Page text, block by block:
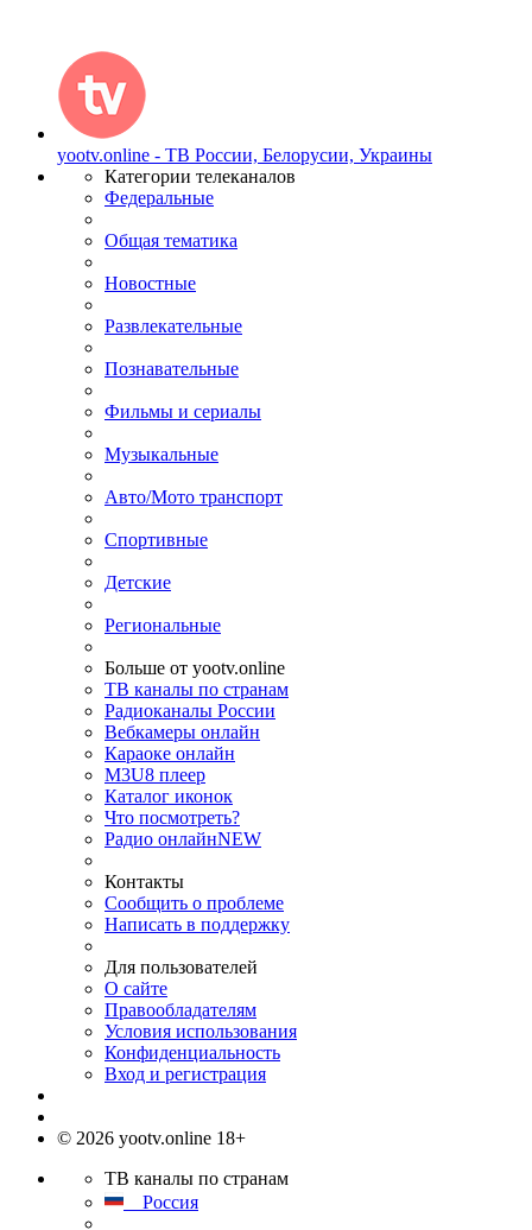
yootv.online - ТВ России, Белорусии, Украины
Категории телеканалов
Федеральные
Общая тематика
Новостные
Развлекательные
Познавательные
Фильмы и сериалы
Музыкальные
Авто/Мото транспорт
Спортивные
Детские
Региональные
Больше от yootv.online
ТВ каналы по странам
Радиоканалы России
Вебкамеры онлайн
Караоке онлайн
M3U8 плеер
Каталог иконок
Что посмотреть?
Радио онлайнNEW
Контакты
Сообщить о проблеме
Написать в поддержку
Для пользователей
О сайте
Правообладателям
Условия использования
Конфиденциальность
Вход и регистрация
© 2026 yootv.online 18+
ТВ каналы по странам
Россия